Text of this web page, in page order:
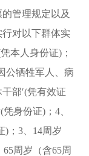
管理规定以及
对以下群体实
本人身份证)；
公牺牲军人、病
部′(凭有效证
身份证)；4、
)；3、14周岁
周岁（含65周